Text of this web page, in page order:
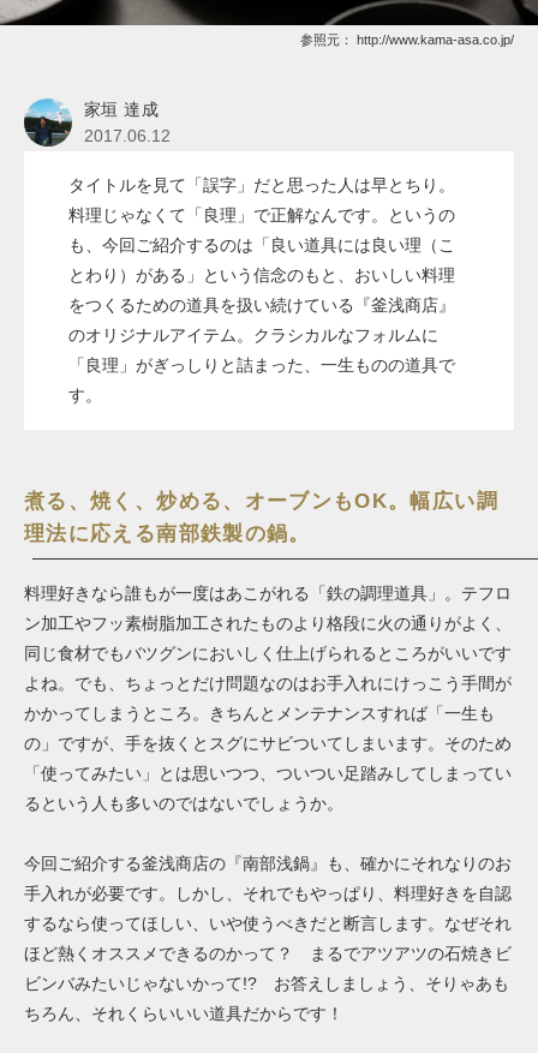
参照元： http://www.kama-asa.co.jp/
家垣 達成
2017.06.12
タイトルを見て「誤字」だと思った人は早とちり。
料理じゃなくて「良理」で正解なんです。というの
も、今回ご紹介するのは「良い道具には良い理（こ
とわり）がある」という信念のもと、おいしい料理
をつくるための道具を扱い続けている『釜浅商店』
のオリジナルアイテム。クラシカルなフォルムに
「良理」がぎっしりと詰まった、一生ものの道具で
す。
煮る、焼く、炒める、オーブンもOK。幅広い調
理法に応える南部鉄製の鍋。
料理好きなら誰もが一度はあこがれる「鉄の調理道具」。テフロ
ン加工やフッ素樹脂加工されたものより格段に火の通りがよく、
同じ食材でもバツグンにおいしく仕上げられるところがいいです
よね。でも、ちょっとだけ問題なのはお手入れにけっこう手間が
かかってしまうところ。きちんとメンテナンスすれば「一生も
の」ですが、手を抜くとスグにサビついてしまいます。そのため
「使ってみたい」とは思いつつ、ついつい足踏みしてしまってい
るという人も多いのではないでしょうか。
今回ご紹介する釜浅商店の『南部浅鍋』も、確かにそれなりのお
手入れが必要です。しかし、それでもやっぱり、料理好きを自認
するなら使ってほしい、いや使うべきだと断言します。なぜそれ
ほど熱くオススメできるのかって？ まるでアツアツの石焼きビ
ビンバみたいじゃないかって!? お答えしましょう、そりゃあも
ちろん、それくらいいい道具だからです！